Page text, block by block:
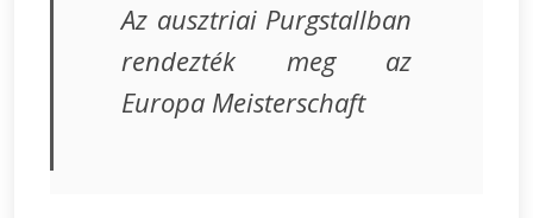
Az ausztriai Purgstallban
rendezték meg az
Europa Meisterschaft